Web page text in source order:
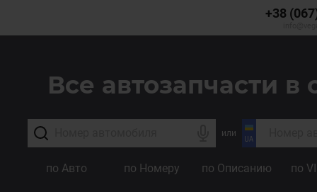
+38
Все автозапчасти
или
по Авто по Номеру по Описанию по